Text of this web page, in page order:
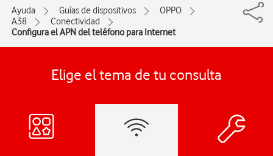
Ayuda Guías de dispositivos
OPPO
A38
Conectividad
Configura el APN del teléfono para Internet
Elige el tema de tu consulta